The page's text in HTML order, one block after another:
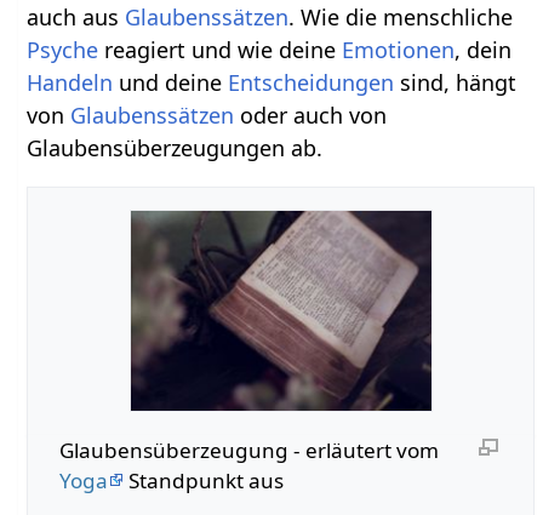
auch aus Glaubenssätzen. Wie die menschliche
Psyche reagiert und wie deine Emotionen, dein
Handeln und deine Entscheidungen sind, hängt
von Glaubenssätzen oder auch von
Glaubensüberzeugungen ab.
Glaubensüberzeugung - erläutert vom
Yoga
Standpunkt aus